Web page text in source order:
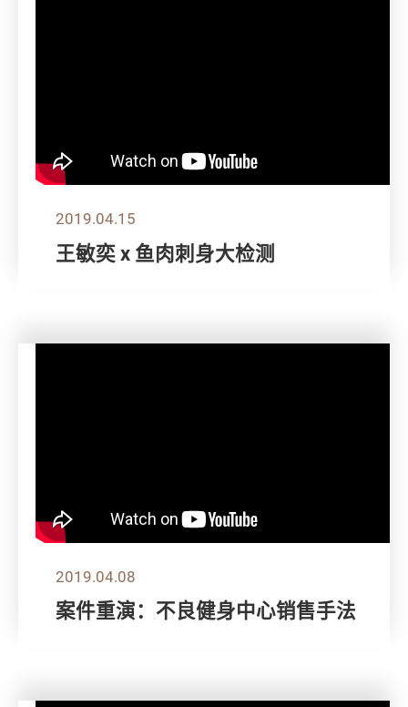
2019.04.15
王敏奕 x 鱼肉刺身大检测
2019.04.08
案件重演：不良健身中心销售手法